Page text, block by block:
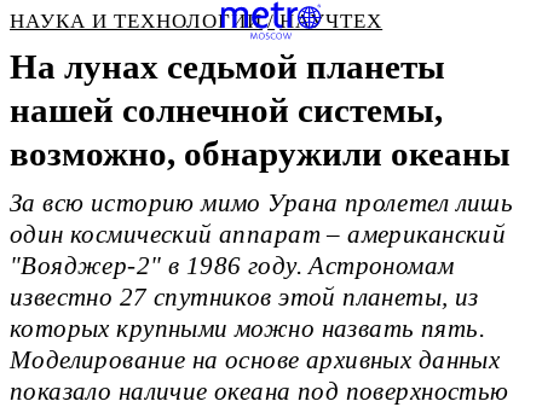
НАУКА И ТЕХНОЛОГИИ НАУЧТЕХ
На лунах седьмой планеты
нашей солнечной системы,
возможно, обнаружили океаны
За всю историю мимо Урана пролетел лишь
один космический аппарат – американский
"Вояджер-2" в 1986 году. Астрономам
известно 27 спутников этой планеты, из
которых крупными можно назвать пять.
Моделирование на основе архивных данных
показало наличие океана под поверхностью